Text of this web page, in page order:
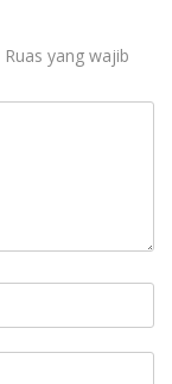
Ruas yang wajib